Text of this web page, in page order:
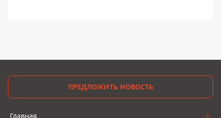
ПРЕДЛОЖИТЬ НОВОСТЬ
Главная